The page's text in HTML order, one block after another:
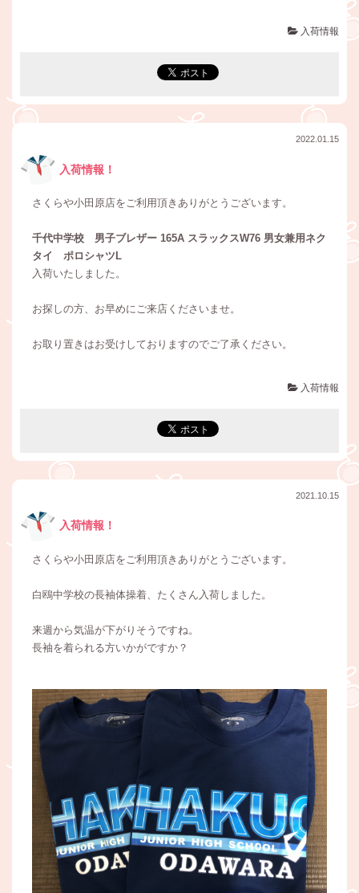
入荷情報
2022.01.15
入荷情報！
さくらや小田原店をご利用頂きありがとうございます。
千代中学校 男子ブレザー 165A スラックスW76 男女兼用ネク
タイ ポロシャツL
入荷いたしました。
お探しの方、お早めにご来店くださいませ。
お取り置きはお受けしておりますのでご了承ください。
入荷情報
2021.10.15
入荷情報！
さくらや小田原店をご利用頂きありがとうございます。
白鴎中学校の長袖体操着、たくさん入荷しました。
来週から気温が下がりそうですね。
長袖を着られる方いかがですか？